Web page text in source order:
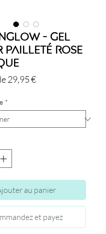
- Gel
Pailleté Rose
29,95 €Prix
*
au panier
et payez